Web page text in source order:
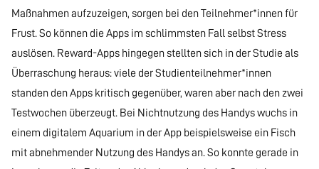
Maßnahmen aufzuzeigen, sorgen bei den Teilnehmer*innen für
Frust. So können die Apps im schlimmsten Fall selbst Stress
auslösen. Reward-Apps hingegen stellten sich in der Studie als
Überraschung heraus: viele der Studienteilnehmer*innen
standen den Apps kritisch gegenüber, waren aber nach den zwei
Testwochen überzeugt. Bei Nichtnutzung des Handys wuchs in
einem digitalem Aquarium in der App beispielsweise ein Fisch
mit abnehmender Nutzung des Handys an. So konnte gerade in